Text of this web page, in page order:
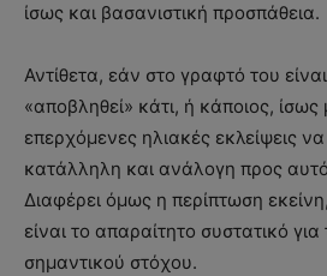
ίσως και βασανιστική προσπάθεια.
Αντίθετα, εάν στο γραφτό του
«αποβληθεί» κάτι, ή κάποιος, ίσως
επερχόμενες ηλιακές εκλείψεις
κατάλληλη και ανάλογη προς
Διαφέρει όμως η περίπτωση
είναι το απαραίτητο συστατικό
σημαντικού στόχου.